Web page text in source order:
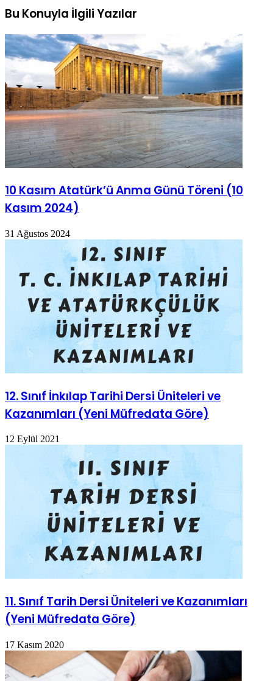
Bu Konuyla İlgili Yazılar
10 Kasım Atatürk’ü Anma Günü Töreni (10
Kasım 2024)
31 Ağustos 2024
12. Sınıf İnkılap Tarihi Dersi Üniteleri ve
Kazanımları (Yeni Müfredata Göre)
12 Eylül 2021
11. Sınıf Tarih Dersi Üniteleri ve Kazanımları
(Yeni Müfredata Göre)
17 Kasım 2020